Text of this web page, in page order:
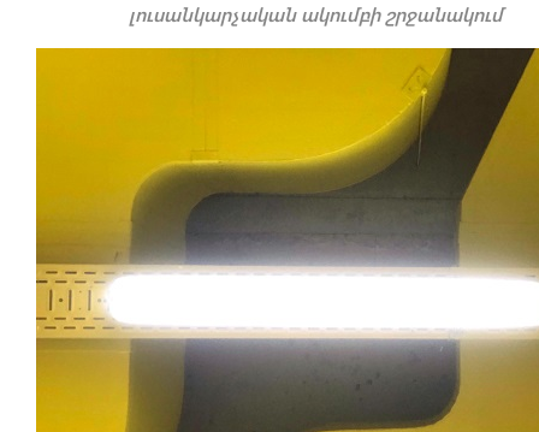
լուսանկարչական ակումբի շրջանակում